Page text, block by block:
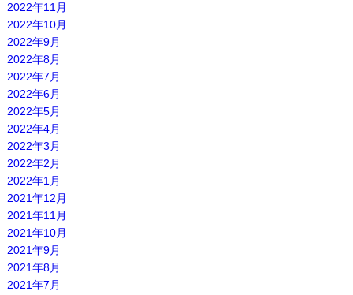
2022年11月
2022年10月
2022年9月
2022年8月
2022年7月
2022年6月
2022年5月
2022年4月
2022年3月
2022年2月
2022年1月
2021年12月
2021年11月
2021年10月
2021年9月
2021年8月
2021年7月